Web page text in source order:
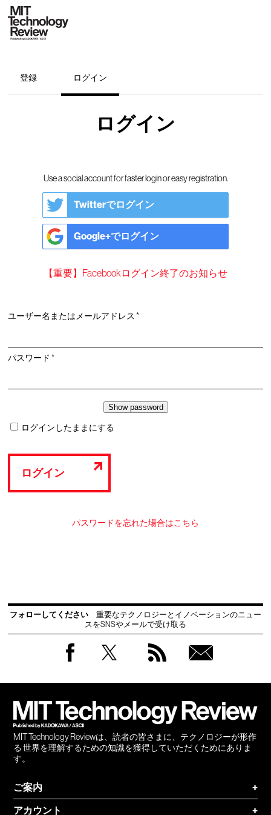
登録 ログイン
ログイン
Use a social account for faster login or easy registration.
Twitterでログイン
Google+でログイン
【重要】Facebookログイン終了のお知らせ
ユーザー名またはメールアドレス*必
パスワード*必
ログインしたままにする
ログイン
パスワードを忘れた場合はこちら
フォローしてください
重要なテクノロジーとイノベーションのニュー
スをSNSやメールで受け取る
MIT Technology Reviewは、読者の皆さまに、テクノロジーが形作
る 世界を理解するための知識を獲得していただくためにありま
す。
ご案内
+
アカウント
+